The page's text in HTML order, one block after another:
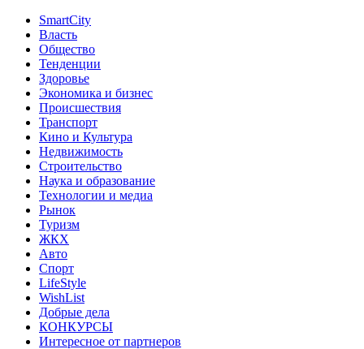
SmartCity
Власть
Общество
Тенденции
Здоровье
Экономика и бизнес
Происшествия
Транспорт
Кино и Культура
Недвижимость
Строительство
Наука и образование
Технологии и медиа
Рынок
Туризм
ЖКХ
Авто
Спорт
LifeStyle
WishList
Добрые дела
КОНКУРСЫ
Интересное от партнеров